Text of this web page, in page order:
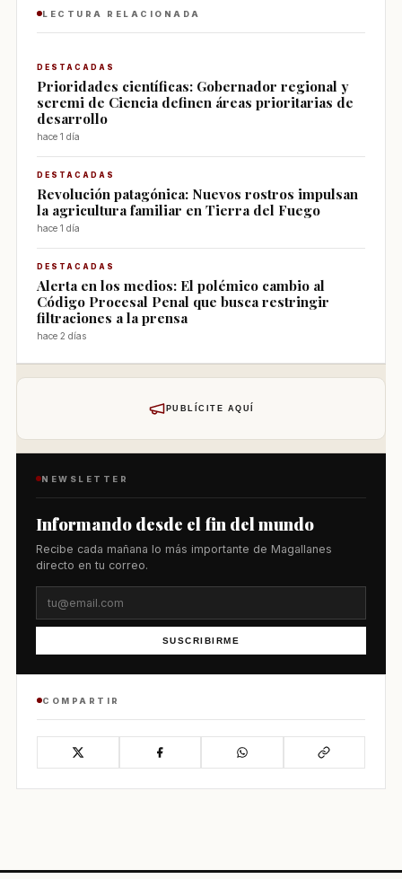
LECTURA RELACIONADA
DESTACADAS
Prioridades científicas: Gobernador regional y
seremi de Ciencia definen áreas prioritarias de
desarrollo
hace 1 día
DESTACADAS
Revolución patagónica: Nuevos rostros impulsan
la agricultura familiar en Tierra del Fuego
hace 1 día
DESTACADAS
Alerta en los medios: El polémico cambio al
Código Procesal Penal que busca restringir
filtraciones a la prensa
hace 2 días
PUBLÍCITE AQUÍ
NEWSLETTER
Informando desde el fin del mundo
Recibe cada mañana lo más importante de Magallanes
directo en tu correo.
SUSCRIBIRME
COMPARTIR